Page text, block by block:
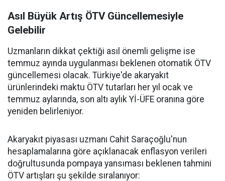
Asıl Büyük Artış ÖTV Güncellemesiyle
Gelebilir
Uzmanların dikkat çektiği asıl önemli gelişme ise
temmuz ayında uygulanması beklenen otomatik ÖTV
güncellemesi olacak. Türkiye'de akaryakıt
ürünlerindeki maktu ÖTV tutarları her yıl ocak ve
temmuz aylarında, son altı aylık Yİ-ÜFE oranına göre
yeniden belirleniyor.
Akaryakıt piyasası uzmanı Cahit Saraçoğlu'nun
hesaplamalarına göre açıklanacak enflasyon verileri
doğrultusunda pompaya yansıması beklenen tahmini
ÖTV artışları şu şekilde sıralanıyor: